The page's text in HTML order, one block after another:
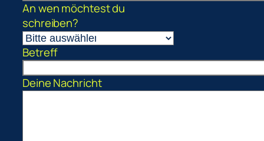
An wen möchtest du
schreiben?
Betreff
Deine Nachricht